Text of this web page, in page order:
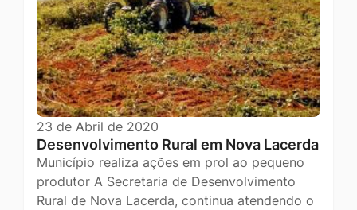
23 de Abril de 2020
Desenvolvimento Rural em Nova Lacerda
Município realiza ações em prol ao pequeno
produtor A Secretaria de Desenvolvimento
Rural de Nova Lacerda, continua atendendo o